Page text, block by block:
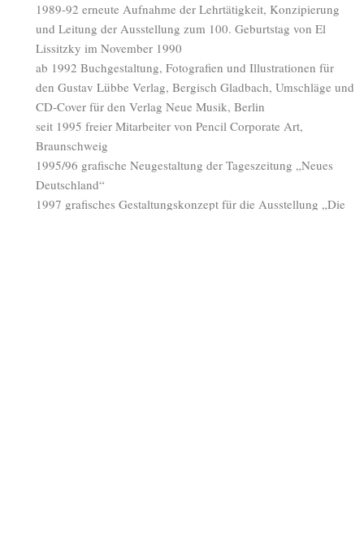
1989-92 erneute Aufnahme der Lehrtätigkeit, Konzipierung
und Leitung der Ausstellung zum 100. Geburtstag von El
Lissitzky im November 1990
ab 1992 Buchgestaltung, Fotografien und Illustrationen für
den Gustav Lübbe Verlag, Bergisch Gladbach, Umschläge und
CD-Cover für den Verlag Neue Musik, Berlin
seit 1995 freier Mitarbeiter von Pencil Corporate Art,
Braunschweig
1995/96 grafische Neugestaltung der Tageszeitung „Neues
Deutschland“
1997 grafisches Gestaltungskonzept für die Ausstellung „Die